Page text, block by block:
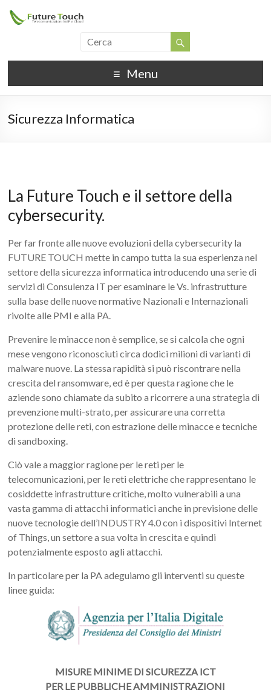
Menu
Sicurezza Informatica
La Future Touch e il settore della
cybersecurity.
Per far fronte alle nuove evoluzioni della cybersecurity la
FUTURE TOUCH mette in campo tutta la sua esperienza nel
settore della sicurezza informatica introducendo una serie di
servizi di Consulenza IT per esaminare le Vs. infrastrutture
sulla base delle nuove normative Nazionali e Internazionali
rivolte alle PMI e alla PA.
Prevenire le minacce non è semplice, se si calcola che ogni
mese vengono riconosciuti circa dodici milioni di varianti di
malware nuove. La stessa rapidità si può riscontrare nella
crescita del ransomware, ed è per questa ragione che le
aziende sono chiamate da subito a ricorrere a una strategia di
prevenzione multi-strato, per assicurare una corretta
protezione delle reti, con estrazione delle minacce e tecniche
di sandboxing.
Ciò vale a maggior ragione per le reti per le
telecomunicazioni, per le reti elettriche che rappresentano le
cosiddette infrastrutture critiche, molto vulnerabili a una
vasta gamma di attacchi informatici anche in previsione delle
nuove tecnologie dell’INDUSTRY 4.0 con i dispositivi Internet
of Things, un settore a sua volta in crescita e quindi
potenzialmente esposto agli attacchi.
In particolare per la PA adeguiamo gli interventi su queste
linee guida:
MISURE MINIME DI SICUREZZA ICT
PER LE PUBBLICHE AMMINISTRAZIONI